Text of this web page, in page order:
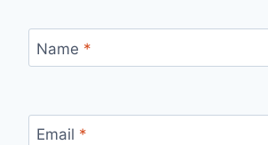
Name *
Email *